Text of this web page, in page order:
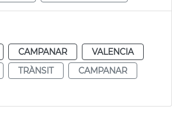
CAMPANAR
VALENCIA
TRÀNSIT
CAMPANAR